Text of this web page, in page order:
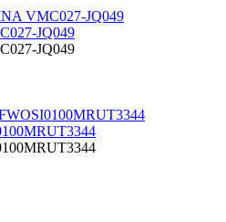
JQ049
JQ049